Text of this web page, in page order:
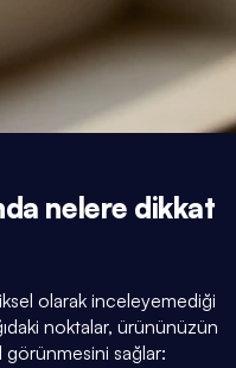
nelere dikkat
olarak inceleyemediği
noktalar, ürününüzün
sağlar: